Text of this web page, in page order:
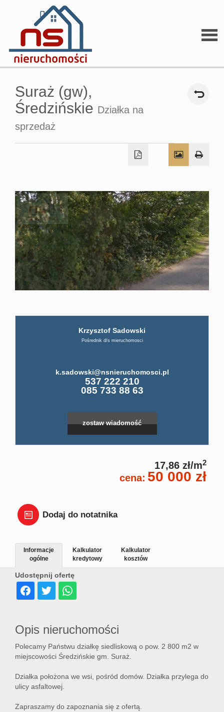
Suraż (gw),
Średzińskie Działka na
sprzedaż
Krzysztof Sadowski
Pośrednik d/s mieruchomosci
k.sadowski@nsnieruchomosci.pl
537 222 210
085 733 88 63
zostaw wiadomość
17,86 zł/m2
cena: 50 000 zł
Dodaj do notatnika
Udostępnij ofertę
Informacje
ogólne
Kalkulator
kredytowy
Kalkulator
kosztów
Opis nieruchomości
Polecamy Państwu działkę siedliskową o pow. 2 800 m2 w
miejscowości Średzińskie gm. Suraż.
Działka położona we wsi, pośród domów. Działka przylega do
ulicy asfaltowej.
Zapraszamy do zapoznania się z ofertą.